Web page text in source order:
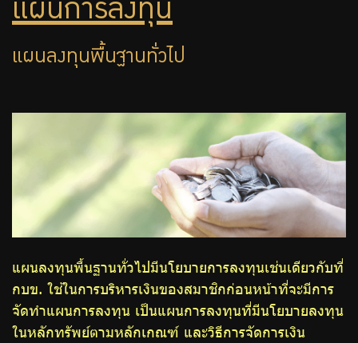
รายงานผลการดำเนินงาน
ข่าวสารและกิจกรรม
ร่วมงานกับเรา
ติดต่อเรา
ไทย | Eng
แผนการลงทุน
แผนลงทุนพื้นฐานทั่วไป
แผนลงทุนพื้นฐานทั่วไปมีนโยบายการลงทุนเช่นเดียวกับที่
กบข. ใช้ในการบริหารเงินของสมาชิกก่อนหน้าที่จะมีการ
จัดทำแผนการลงทุน เป็นแผนการลงทุนที่มีนโยบายลงทุน
ในหลักทรัพย์ตามหลักเกณฑ์ และวิธีการจัดการเงิน